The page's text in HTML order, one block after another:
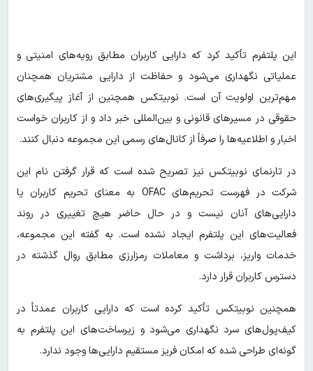
این پلتفرم تأکید کرد که دارایی کاربران مطابق رویه‌های امنیتی و
عملیاتی نگهداری می‌شود و حفاظت از دارایی مشتریان همچنان
مهم‌ترین اولویت آن است. نوبیتکس همچنین از آغاز پیگیری‌های
حقوقی در مسیرهای قانونی و بین‌المللی خبر داد و از کاربران خواست
اخبار و اطلاعیه‌ها را صرفاً از کانال‌های رسمی این مجموعه دنبال کنند.
در تارنمای نوبیتکس نیز تصریح شده است که قرار گرفتن نام این
شرکت در فهرست تحریم‌های OFAC به معنای تحریم کاربران یا
دارایی‌های آنان نیست و در حال حاضر هیچ تغییری در روند
فعالیت‌های این پلتفرم ایجاد نشده است. به گفته این مجموعه،
خدمات واریز، برداشت و معاملات رمزارزی مطابق روال گذشته در
دسترس کاربران قرار دارد.
همچنین نوبیتکس تأکید کرده است که دارایی کاربران عمدتاً در
کیف‌پول‌های سرد نگهداری می‌شود و زیرساخت‌های این پلتفرم به
گونه‌ای طراحی شده که امکان فریز مستقیم دارایی‌ها وجود ندارد.